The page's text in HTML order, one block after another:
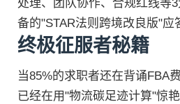
处理、团队协作、合规红线等
备的"STAR法则跨境改良版"应
终极征服者秘籍
当85%的求职者还在背诵FBA
已经在用"物流碳足迹计算"惊